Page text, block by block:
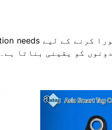
fob tag کا وسیع انتخاب فراہم کرتی ہے، جو security اور convenience دونوں کو یقینی بناتا ہے۔